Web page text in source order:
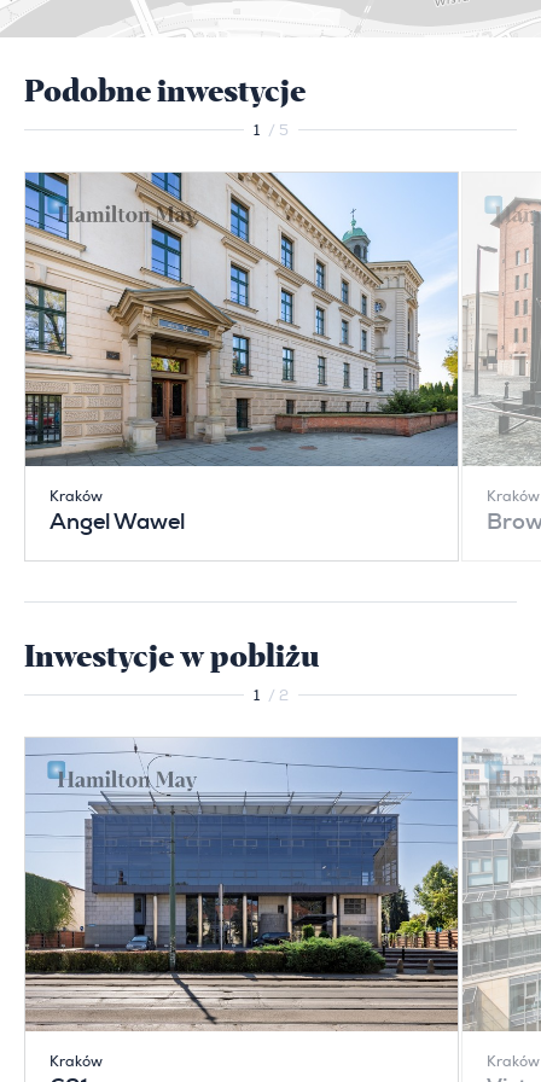
Podobne inwestycje
1 / 5
Kraków
Angel Wawel
Kraków
Inwestycje w pobliżu
1 / 2
Kraków Kraków